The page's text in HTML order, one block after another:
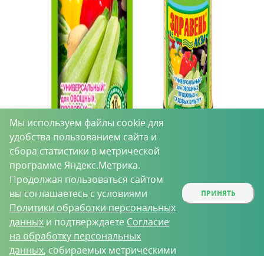
Порой из-за нехватки времени не удаётся
уделить достаточного внимания каждой
грядке и овощу. В этом случае хорошо
выручают универсальные подкормки.
«Здравень Турбо универсальный - для
Мы используем файлы cookie для
удобства пользованием сайта и
сбора статистики в метрической
программе Яндекс.Метрика.
Продолжая пользоваться сайтом
вы соглашаетесь с условиями
Политики обработки персональных
данных и подтверждаете Согласие
на обработку персональных
данных, собираемых метрическими
ПРИНЯТЬ